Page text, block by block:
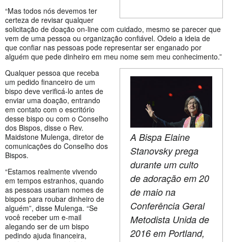
“Mas todos nós devemos ter
certeza de revisar qualquer
solicitação de doação on-line com cuidado, mesmo se parecer que
vem de uma pessoa ou organização confiável. Odeio a ideia de
que confiar nas pessoas pode representar ser enganado por
alguém que pede dinheiro em meu nome sem meu conhecimento.”
A Bispa Elaine
Stanovsky prega
durante um culto
de adoração em 20
de maio na
Conferência Geral
Metodista Unida de
2016 em Portland,
Qualquer pessoa que receba
um pedido financeiro de um
bispo deve verificá-lo antes de
enviar uma doação, entrando
em contato com o escritório
desse bispo ou com o Conselho
dos Bispos, disse o Rev.
Maidstone Mulenga, diretor de
comunicações do Conselho dos
Bispos.
“Estamos realmente vivendo
em tempos estranhos, quando
as pessoas usariam nomes de
bispos para roubar dinheiro de
alguém”, disse Mulenga. “Se
você receber um e-mail
alegando ser de um bispo
pedindo ajuda financeira,